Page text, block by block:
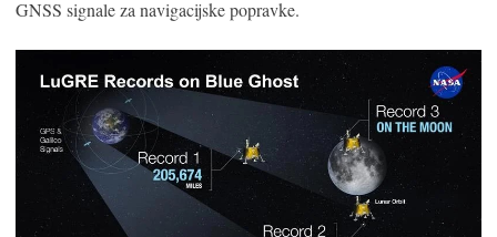
GNSS signale za navigacijske popravke.